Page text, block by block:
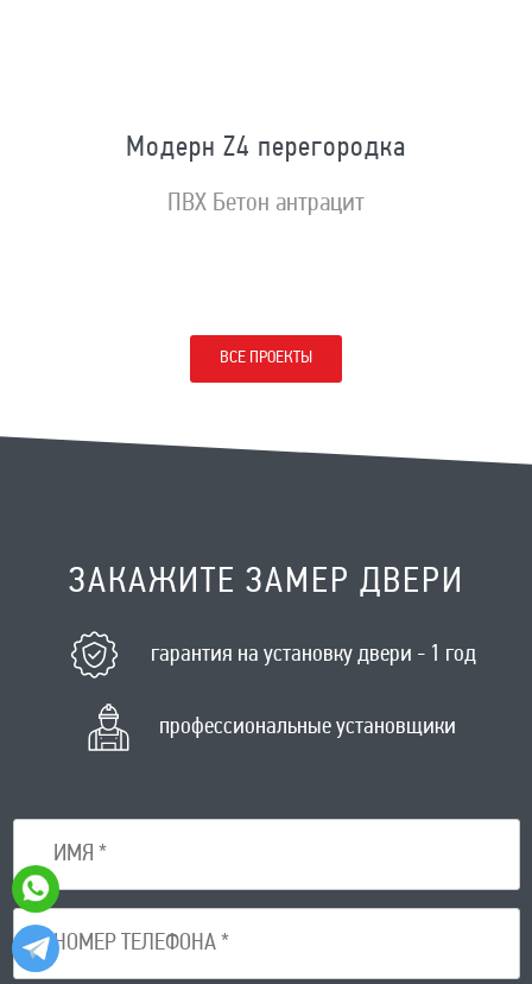
Модерн Z4 перегородка
ПВХ Бетон антрацит
ВСЕ ПРОЕКТЫ
ЗАКАЖИТЕ ЗАМЕР ДВЕРИ
гарантия на установку двери - 1 год
профессиональные установщики